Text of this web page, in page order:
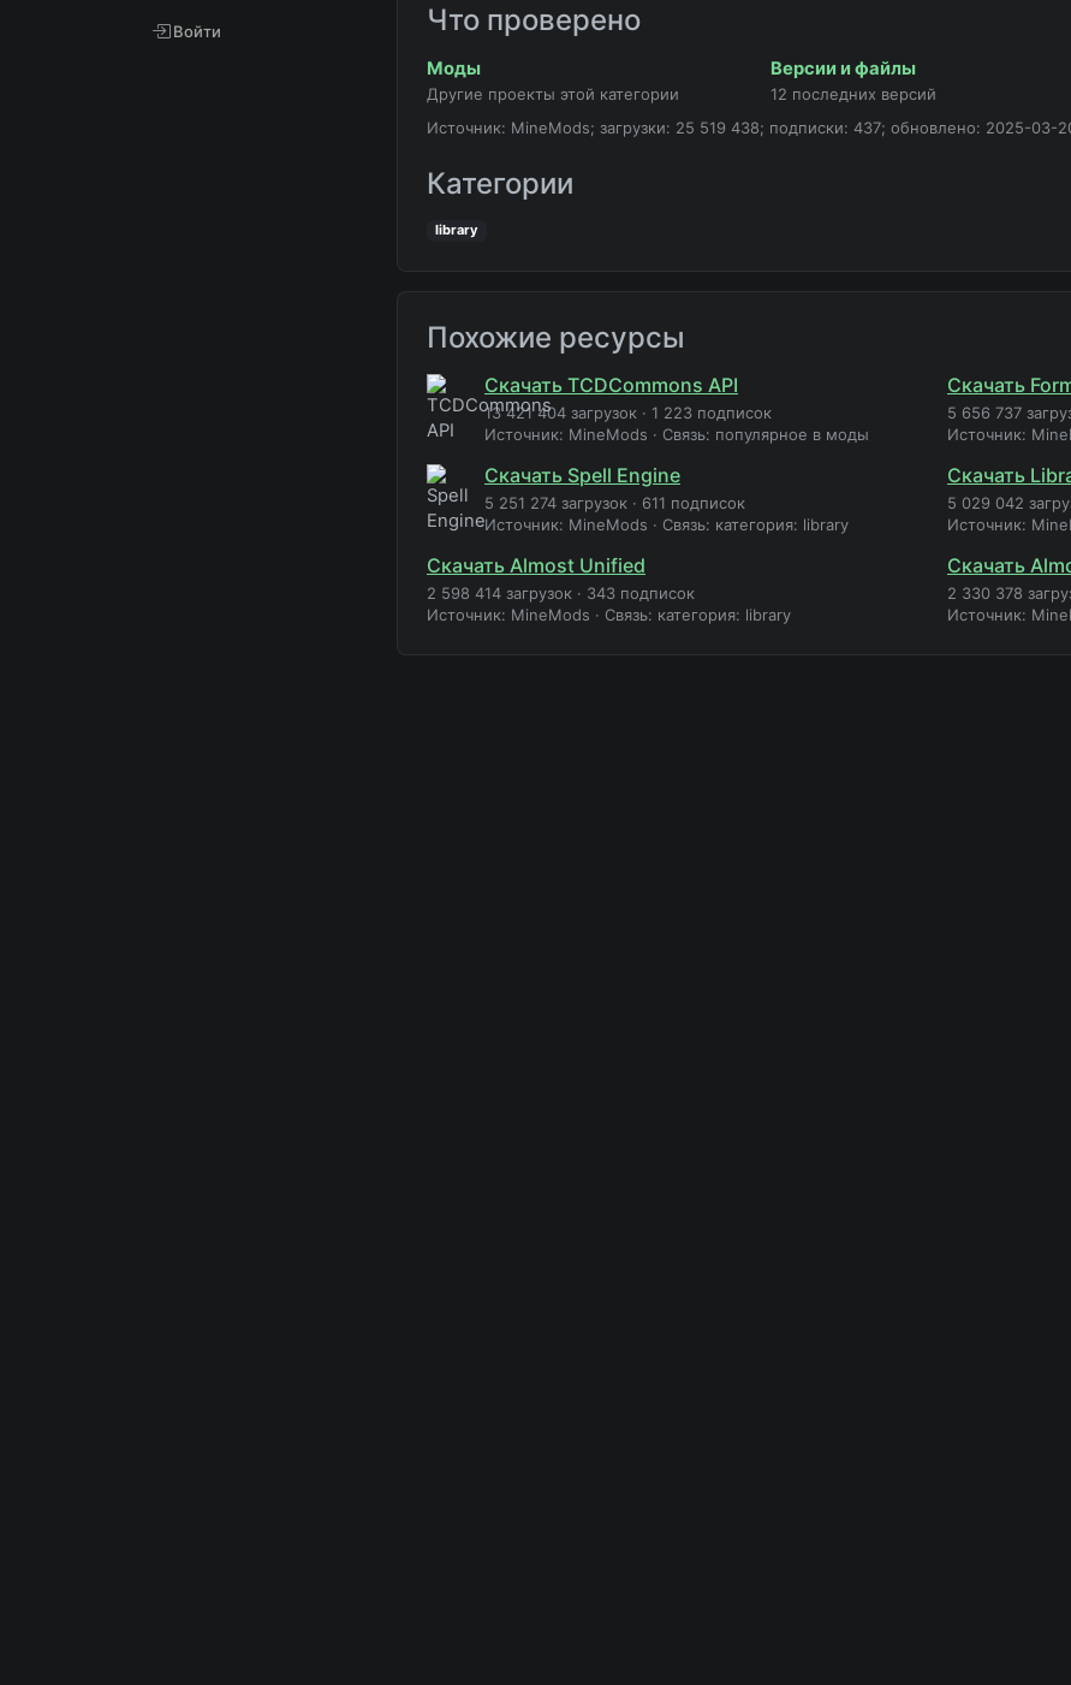
Войти Что проверено
Моды
Другие проекты этой категории
Версии и файлы
12 последних версий
Источник: MineMods; загрузки: 25 519 438; подписки: 437; обновлено: 2025-03-
Категории
library
Похожие ресурсы
Скачать TCDCommons API
13 421 404 загрузок · 1 223 подписок
Источник: MineMods · Связь: популярное в моды
Скачать
5 656 737
Источник:
Скачать Spell Engine
5 251 274 загрузок · 611 подписок
Источник: MineMods · Связь: категория: library
Скачать
5 029 042
Источник:
Скачать Almost Unified
2 598 414 загрузок · 343 подписок
Источник: MineMods · Связь: категория: library
Скачать
2 330 378
Источник: